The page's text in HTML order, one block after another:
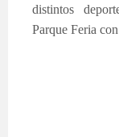
distintos
Parque Feria